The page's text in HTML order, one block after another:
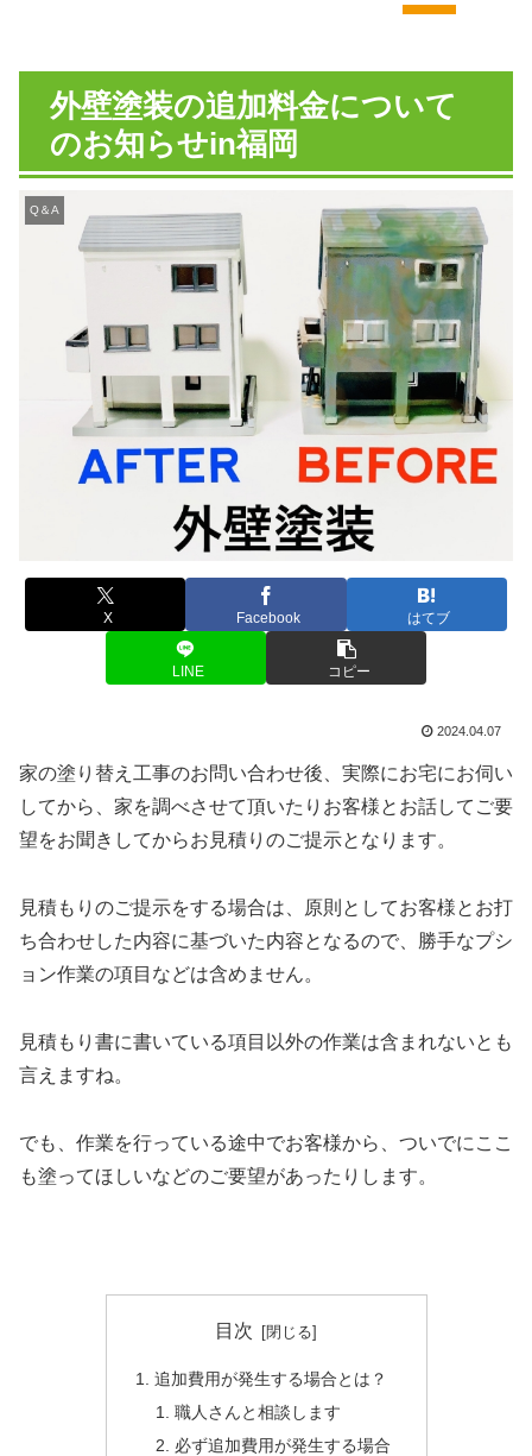
外壁塗装の追加料金について
のお知らせin福岡
Q＆A
X Facebook はてブ
LINE コピー
2024.04.07
家の塗り替え工事のお問い合わせ後、実際にお宅にお伺い
してから、家を調べさせて頂いたりお客様とお話してご要
望をお聞きしてからお見積りのご提示となります。
見積もりのご提示をする場合は、原則としてお客様とお打
ち合わせした内容に基づいた内容となるので、勝手なプシ
ョン作業の項目などは含めません。
見積もり書に書いている項目以外の作業は含まれないとも
言えますね。
でも、作業を行っている途中でお客様から、ついでにここ
も塗ってほしいなどのご要望があったりします。
目次
追加費用が発生する場合とは？
職人さんと相談します
必ず追加費用が発生する場合